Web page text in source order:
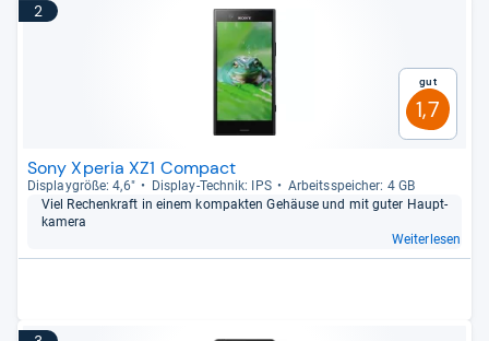
2
Gut
1,7
Sony Xperia XZ1 Compact
Dis­play­größe: 4,6" Dis­play-​Tech­nik: IPS
Arbeitsspei­cher: 4 GB
Viel Rechen­kraft in einem kom­pak­ten Gehäuse und mit guter Haupt­
ka­mera
Weiterlesen